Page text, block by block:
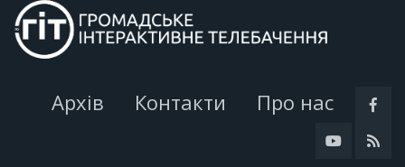
Архів Контакти Про нас